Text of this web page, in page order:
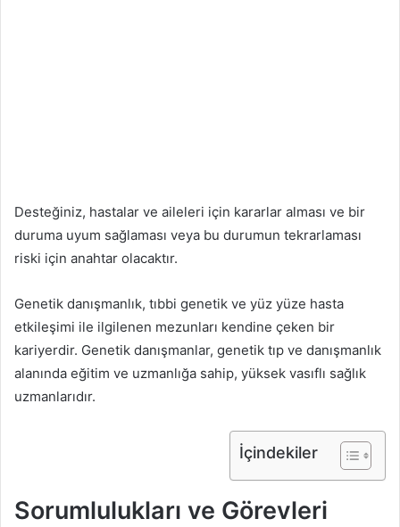
Desteğiniz, hastalar ve aileleri için kararlar alması ve bir
duruma uyum sağlaması veya bu durumun tekrarlaması
riski için anahtar olacaktır.
Genetik danışmanlık, tıbbi genetik ve yüz yüze hasta
etkileşimi ile ilgilenen mezunları kendine çeken bir
kariyerdir. Genetik danışmanlar, genetik tıp ve danışmanlık
alanında eğitim ve uzmanlığa sahip, yüksek vasıflı sağlık
uzmanlarıdır.
İçindekiler
Sorumlulukları ve Görevleri